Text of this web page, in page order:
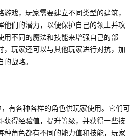
戏，玩家需要建立不同类型的建筑，
他们的潜力，以便保护自己的领土并攻
用不同的魔法和技能来增强自己的部
，玩家还可以与其他玩家进行对抗，加
战略。
有各种各样的角色供玩家使用。它们可
获得经验值，提升等级，并获得一些技
种角色都有不同的能力值和技能，玩家